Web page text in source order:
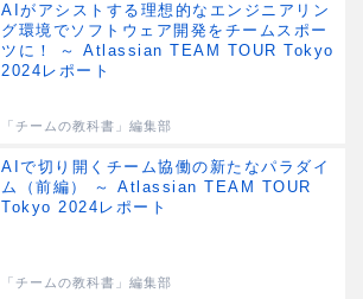
AIがアシストする理想的なエンジニアリン
グ環境でソフトウェア開発をチームスポー
ツに！ ～ Atlassian TEAM TOUR Tokyo
2024レポート
「チームの教科書」編集部
AIで切り開くチーム協働の新たなパラダイ
ム（前編） ～ Atlassian TEAM TOUR
Tokyo 2024レポート
「チームの教科書」編集部